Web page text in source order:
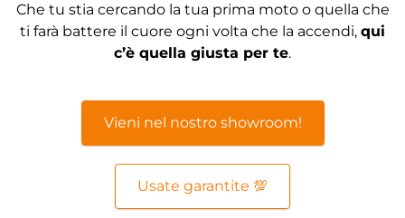
Che tu stia cercando la tua prima moto o quella che
ti farà battere il cuore ogni volta che la accendi, qui
c’è quella giusta per te.
Vieni nel nostro showroom!
Usate garantite 💯